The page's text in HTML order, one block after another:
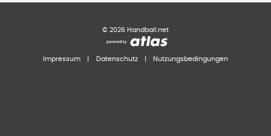
© 2026 Handball.net
Impressum Datenschutz Nutzungsbedingungen